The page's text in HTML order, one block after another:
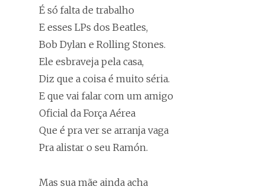
É só falta de trabalho
E esses LPs dos Beatles,
Bob Dylan e Rolling Stones.
Ele esbraveja pela casa,
Diz que a coisa é muito séria.
E que vai falar com um amigo
Oficial da Força Aérea
Que é pra ver se arranja vaga
Pra alistar o seu Ramón.
Mas sua mãe ainda acha